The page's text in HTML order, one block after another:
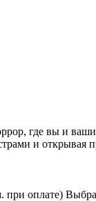
где вы и
и открывая
при оплате)